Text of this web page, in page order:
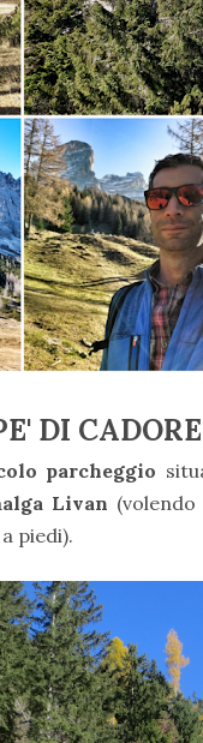
DI CADORE
parcheggio
Livan
piedi).